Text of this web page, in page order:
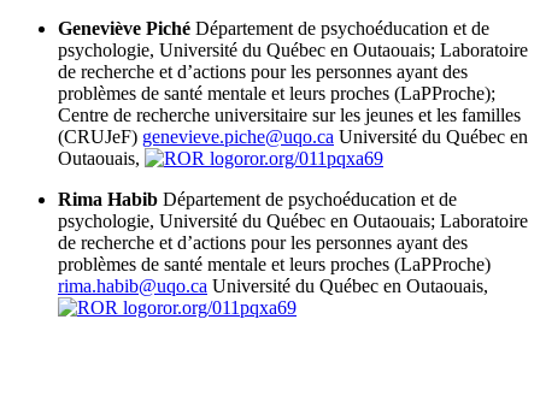
Geneviève Piché Département de psychoéducation et de
psychologie, Université du Québec en Outaouais; Laboratoire
de recherche et d’actions pour les personnes ayant des
problèmes de santé mentale et leurs proches (LaPProche);
Centre de recherche universitaire sur les jeunes et les familles
(CRUJeF) genevieve.piche@uqo.ca Université du Québec en
Outaouais,
ror.org/011pqxa69
Rima Habib Département de psychoéducation et de
psychologie, Université du Québec en Outaouais; Laboratoire
de recherche et d’actions pour les personnes ayant des
problèmes de santé mentale et leurs proches (LaPProche)
rima.habib@uqo.ca Université du Québec en Outaouais,
ror.org/011pqxa69